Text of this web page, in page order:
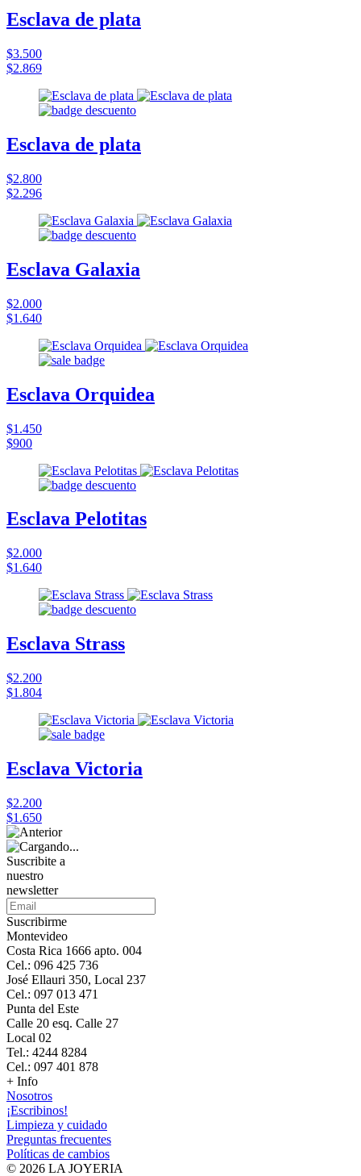
Esclava de plata
$3.500
$2.869
Esclava de plata
$2.800
$2.296
Esclava Galaxia
$2.000
$1.640
Esclava Orquidea
$1.450
$900
Esclava Pelotitas
$2.000
$1.640
Esclava Strass
$2.200
$1.804
Esclava Victoria
$2.200
$1.650
Suscribite a
nuestro
newsletter
Suscribirme
Montevideo
Costa Rica 1666 apto. 004
Cel.: 096 425 736
José Ellauri 350, Local 237
Cel.: 097 013 471
Punta del Este
Calle 20 esq. Calle 27
Local 02
Tel.: 4244 8284
Cel.: 097 401 878
+ Info
Nosotros
¡Escribinos!
Limpieza y cuidado
Preguntas frecuentes
Políticas de cambios
© 2026 LA JOYERIA